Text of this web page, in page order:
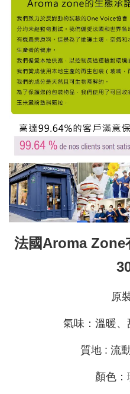
法國Aroma Zone
原
氣味：溫暖
質地 : 流
顏色：